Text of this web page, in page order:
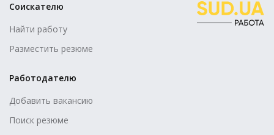
Соискателю
Найти работу
Разместить резюме
Работодателю
Добавить вакансию
Поиск резюме